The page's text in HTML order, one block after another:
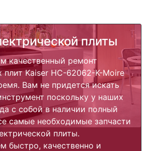
плиты
качественный ремонт
плит Kaiser HC-62062-K-Moire
Вам не придется искать
поскольку у наших
с собой в наличии полный
самые необходимые запчасти
плиты.
быстро, качественно и